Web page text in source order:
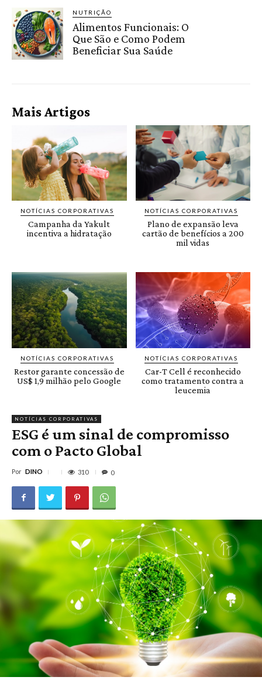
NUTRIÇÃO
Alimentos Funcionais: O
Que São e Como Podem
Beneficiar Sua Saúde
Mais Artigos
NOTÍCIAS CORPORATIVAS
Campanha da Yakult
incentiva a hidratação
NOTÍCIAS CORPORATIVAS
Plano de expansão leva
cartão de benefícios a 200
mil vidas
NOTÍCIAS CORPORATIVAS
Restor garante concessão de
US$ 1,9 milhão pelo Google
NOTÍCIAS CORPORATIVAS
Car-T Cell é reconhecido
como tratamento contra a
leucemia